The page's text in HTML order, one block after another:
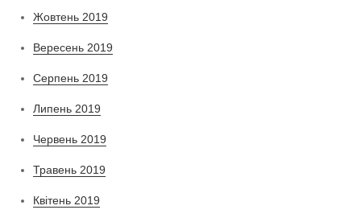
Жовтень 2019
Вересень 2019
Серпень 2019
Липень 2019
Червень 2019
Травень 2019
Квітень 2019